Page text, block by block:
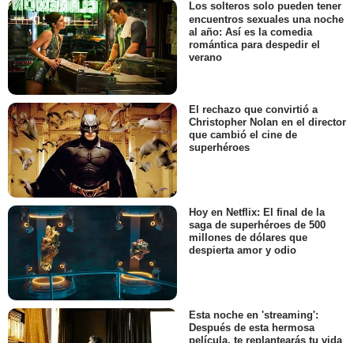
Los solteros solo pueden tener
encuentros sexuales una noche
al año: Así es la comedia
romántica para despedir el
verano
El rechazo que convirtió a
Christopher Nolan en el director
que cambió el cine de
superhéroes
Hoy en Netflix: El final de la
saga de superhéroes de 500
millones de dólares que
despierta amor y odio
Esta noche en 'streaming':
Después de esta hermosa
película, te replantearás tu vida